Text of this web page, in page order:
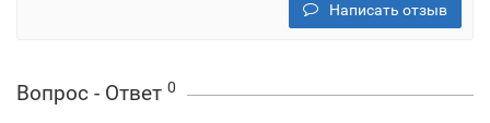
Написать отзыв
Вопрос - Ответ 0